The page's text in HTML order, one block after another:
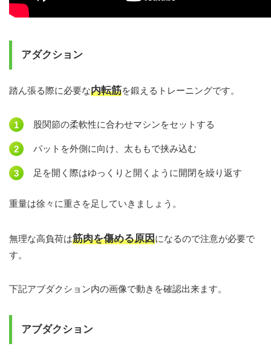
アダクション
踏ん張る際に必要な内転筋を鍛えるトレーニングです。
股関節の柔軟性に合わせマシンをセットする
パットを外側に向け、太ももで挟み込む
足を開く際はゆっくりと開くように開閉を繰り返す
重量は徐々に重さを足していきましょう。
無理な高負荷は筋肉を傷める原因になるので注意が必要で
す。
下記アブダクション内の画像で動きを確認出来ます。
アブダクション